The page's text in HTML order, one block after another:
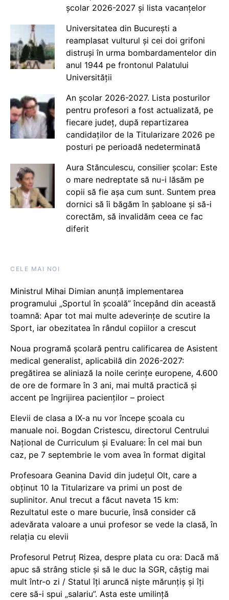
școlar 2026-2027 și lista vacanțelor
Universitatea din București a
reamplasat vulturul și cei doi grifoni
distruși în urma bombardamentelor din
anul 1944 pe frontonul Palatului
Universității
An școlar 2026-2027. Lista posturilor
pentru profesori a fost actualizată, pe
fiecare județ, după repartizarea
candidaților de la Titularizare 2026 pe
posturi pe perioadă nedeterminată
Aura Stănculescu, consilier școlar: Este
o mare nedreptate să nu-i lăsăm pe
copii să fie așa cum sunt. Suntem prea
dornici să îi băgăm în șabloane și să-i
corectăm, să invalidăm ceea ce fac
diferit
CELE MAI NOI
Ministrul Mihai Dimian anunță implementarea
programului „Sportul în școală” începând din această
toamnă: Apar tot mai multe adeverințe de scutire la
Sport, iar obezitatea în rândul copiilor a crescut
Noua programă școlară pentru calificarea de Asistent
medical generalist, aplicabilă din 2026-2027:
pregătirea se aliniază la noile cerințe europene, 4.600
de ore de formare în 3 ani, mai multă practică și
accent pe îngrijirea pacienților – proiect
Elevii de clasa a IX-a nu vor începe școala cu
manuale noi. Bogdan Cristescu, directorul Centrului
Național de Curriculum și Evaluare: În cel mai bun
caz, pe 7 septembrie le vom avea în format digital
Profesoara Geanina David din județul Olt, care a
obținut 10 la Titularizare va primi un post de
suplinitor. Anul trecut a făcut naveta 15 km:
Rezultatul este o mare bucurie, însă consider că
adevărata valoare a unui profesor se vede la clasă, în
relația cu elevii
Profesorul Petruț Rizea, despre plata cu ora: Dacă mă
apuc să strâng sticle și să le duc la SGR, câștig mai
mult într-o zi / Statul îți aruncă niște mărunțiș și îți
cere să-i spui „salariu”. Asta este umilință